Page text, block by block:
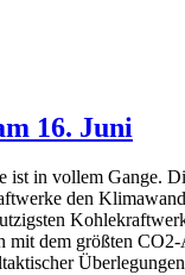
16. Juni
ist in vollem Gange.
den
mit dem größten